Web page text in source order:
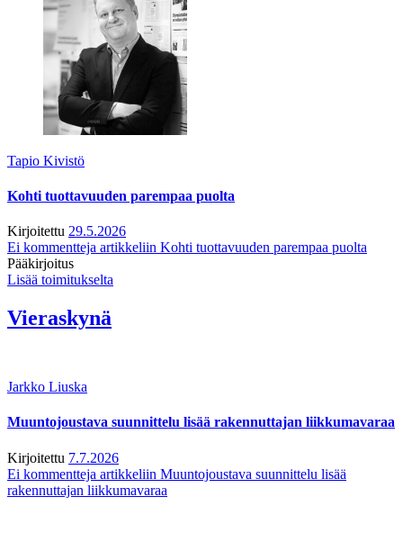
Tapio Kivistö
Kohti tuottavuuden parempaa puolta
Kirjoitettu 29.5.2026
Ei kommentteja artikkeliin Kohti tuottavuuden parempaa puolta
Pääkirjoitus
Lisää toimitukselta
Vieraskynä
Jarkko Liuska
Muuntojoustava suunnittelu lisää rakennuttajan liikkumavaraa
Kirjoitettu 7.7.2026
Ei kommentteja artikkeliin Muuntojoustava suunnittelu lisää
rakennuttajan liikkumavaraa